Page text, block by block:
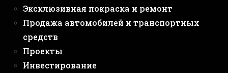
Эксклюзивная покраска и ремонт
Продажа автомобилей и транспортных
средств
Проекты
Инвестирование